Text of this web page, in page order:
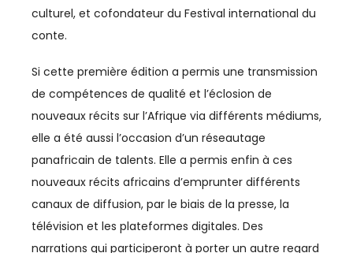
ECONOMIE CIRCULAIRE
EDUCATION
ÉDUCATION / FORMATION
EMPLOI
ENERGIE
ENERGIES DURABLES
culturel, et cofondateur du Festival international du
conte.
Si cette première édition a permis une transmission
de compétences de qualité et l’éclosion de
nouveaux récits sur l’Afrique via différents médiums,
elle a été aussi l’occasion d’un réseautage
panafricain de talents. Elle a permis enfin à ces
nouveaux récits africains d’emprunter différents
canaux de diffusion, par le biais de la presse, la
télévision et les plateformes digitales. Des
narrations qui participeront à porter un autre regard